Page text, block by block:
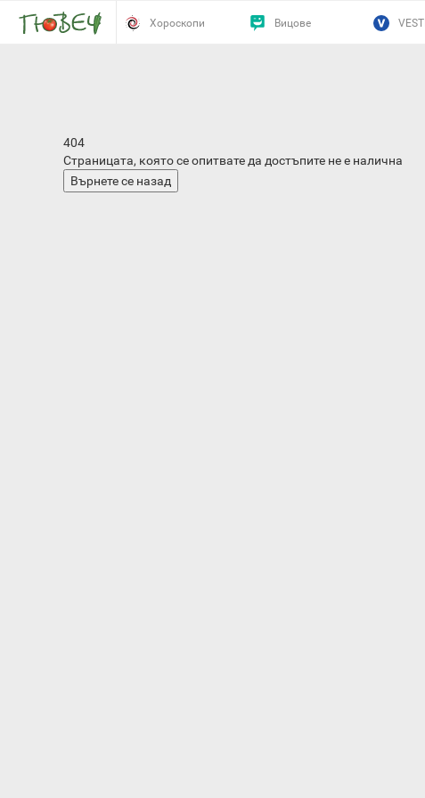
Страницата не е намерена
Хороскопи Вицове VESTI
404
Страницата, която се опитвате да достъпите не е налична
Върнете се назад